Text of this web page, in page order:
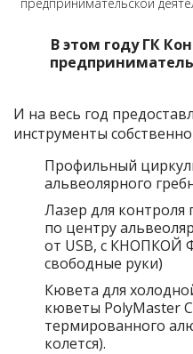
В этом году ГК
И на весь год
инструменты
Профильный
альвеолярного
Лазер для контроля
по центру
от USB, с КНОПКОЙ
свободные руки)
Кювета для
кюветы PolyMaster
термированного
колется).